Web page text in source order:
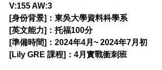
V:155 AW:3
[身份背景]：東吳大學資料科學系
[英文能力]：托福100分
[準備時間]：2024年4月~ 2024年7月初
[Lily GRE 課程]：4月實戰衝刺班